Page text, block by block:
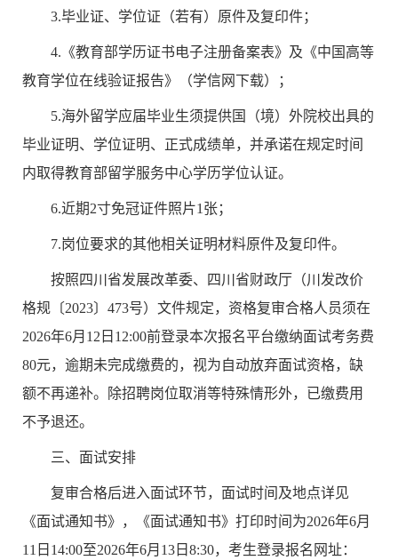
3.毕业证、学位证（若有）原件及复印件；
4. 《教育部学历证书电子注册备案表》及《中国高等
教育学位在线验证报告》（学信网下载）；
5.海外留学应届毕业生须提供国（境）外院校出具的
毕业证明、学位证明、正式成绩单，并承诺在规定时间
内取得教育部留学服务中心学历学位认证。
6.近期2寸免冠证件照片1 张；
7.岗位要求的其他相关证明材料原件及复印件。
按照四川省发展改革委、四川省财政厅（川发改价
格规〔2023〕 473号）文件规定， 资格复审合格人员须在
2026年6月 12 日 12:00前登录本次报名平台缴纳面试考务费
80元，逾期未完成缴费的，视为自动放弃面试资格，缺
额不再递补。除招聘岗位取消等特殊情形外，已缴费用
不予退还。
三、 面试安排
复审合格后进入面试环节，面试时间及地点详见
《面试通知书》，《面试通知书》打印时间为2026年6月
1 1 日 14:00至2026年6月 13 日 8:30，考生登录报名网址：